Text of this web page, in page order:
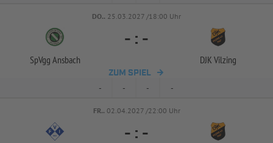
DO.. 25.03.2027 /18:00 Uhr
SpVgg Ansbach
- : -
DJK Vilzing
ZUM SPIEL
- - - -
FR.. 02.04.2027 /22:00 Uhr
- : -